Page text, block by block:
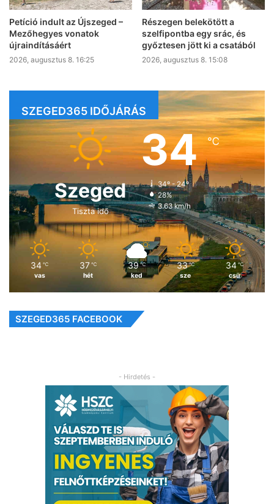
Petíció indult az Újszeged –
Mezőhegyes vonatok
újraindításáért
2026, augusztus 8. 16:25
Részegen belekötött a
szelfipontba egy srác, és
győztesen jött ki a csatából
2026, augusztus 8. 15:08
SZEGED365 IDŐJÁRÁS
Szeged
Tiszta idő
34℃
34º - 24º
28%
3.63 km/h
34 ℃
vas
37 ℃
hét
39 ℃
ked
33 ℃
sze
34 ℃
csü
SZEGED365 FACEBOOK
- Hirdetés -